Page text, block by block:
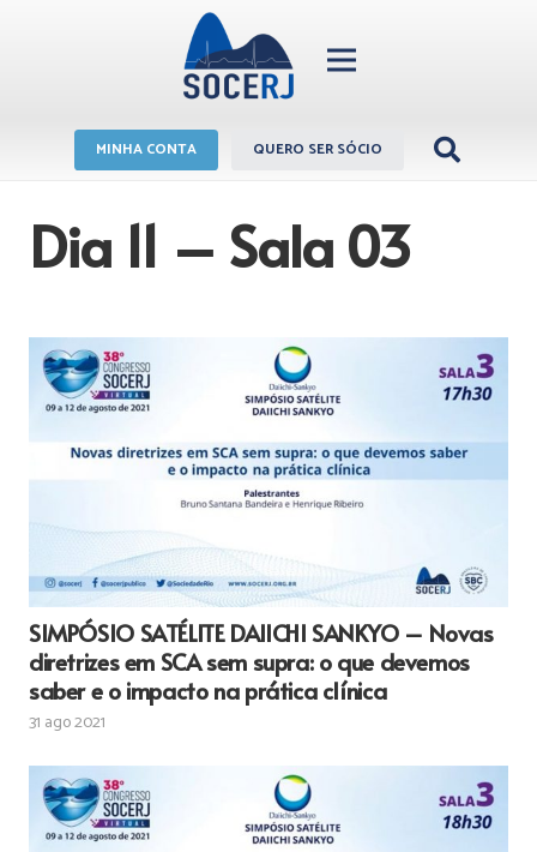
MINHA CONTA QUERO SER SÓCIO
Dia 11 – Sala 03
SIMPÓSIO SATÉLITE DAIICHI SANKYO – Novas
diretrizes em SCA sem supra: o que devemos
saber e o impacto na prática clínica
31 ago 2021